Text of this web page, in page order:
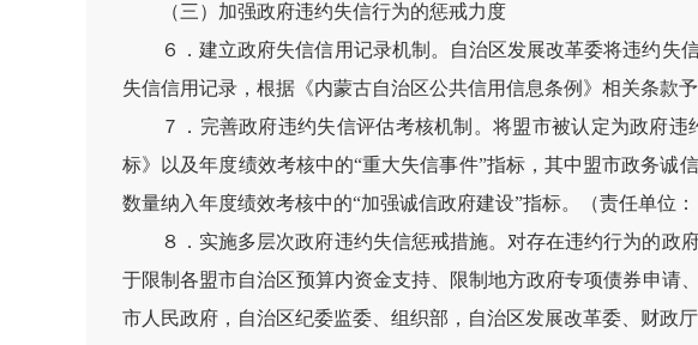
（三）加强政府违约失信行为的惩戒力度
６．建立政府失信信用记录机制。自治区发展改革委将违约
失信信用记录，根据《内蒙古自治区公共信用信息条例》相关条款
７．完善政府违约失信评估考核机制。将盟市被认定为政府
标》以及年度绩效考核中的“重大失信事件”指标，其中盟市政务
数量纳入年度绩效考核中的“加强诚信政府建设”指标。（责任单位
８．实施多层次政府违约失信惩戒措施。对存在违约行为的
于限制各盟市自治区预算内资金支持、限制地方政府专项债券申请
市人民政府，自治区纪委监委、组织部，自治区发展改革委、财政